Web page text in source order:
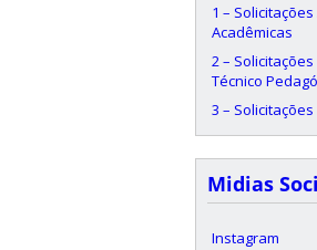
1 –
Acadêmicas
2 –
Técnico
3 –
Midias
Instagram